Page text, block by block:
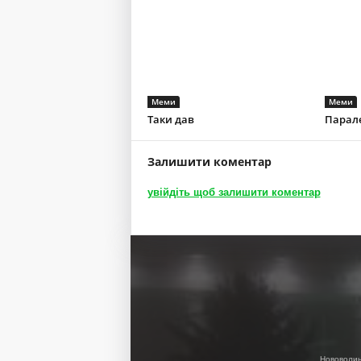
Меми
Таки дав
Меми
Залишити коментар
увійдіть щоб залишити коментар